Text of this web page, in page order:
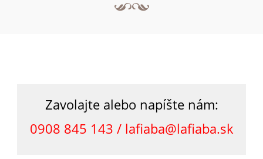
Zavolajte alebo napíšte nám:
0908 845 143 / lafiaba@lafiaba.sk